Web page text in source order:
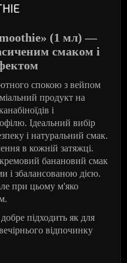
(1 мл) —
смаком і
спокою з вейпом
продукт на
і
Ідеальний вибір
і натуральний смак.
в кожній затяжці.
банановий смак
і збалансованою дією.
при цьому м'яко
підходить як для
відпочинку